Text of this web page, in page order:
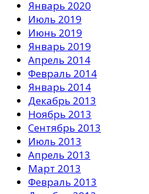
Январь 2020
Июль 2019
Июнь 2019
Январь 2019
Апрель 2014
Февраль 2014
Январь 2014
Декабрь 2013
Ноябрь 2013
Сентябрь 2013
Июль 2013
Апрель 2013
Март 2013
Февраль 2013